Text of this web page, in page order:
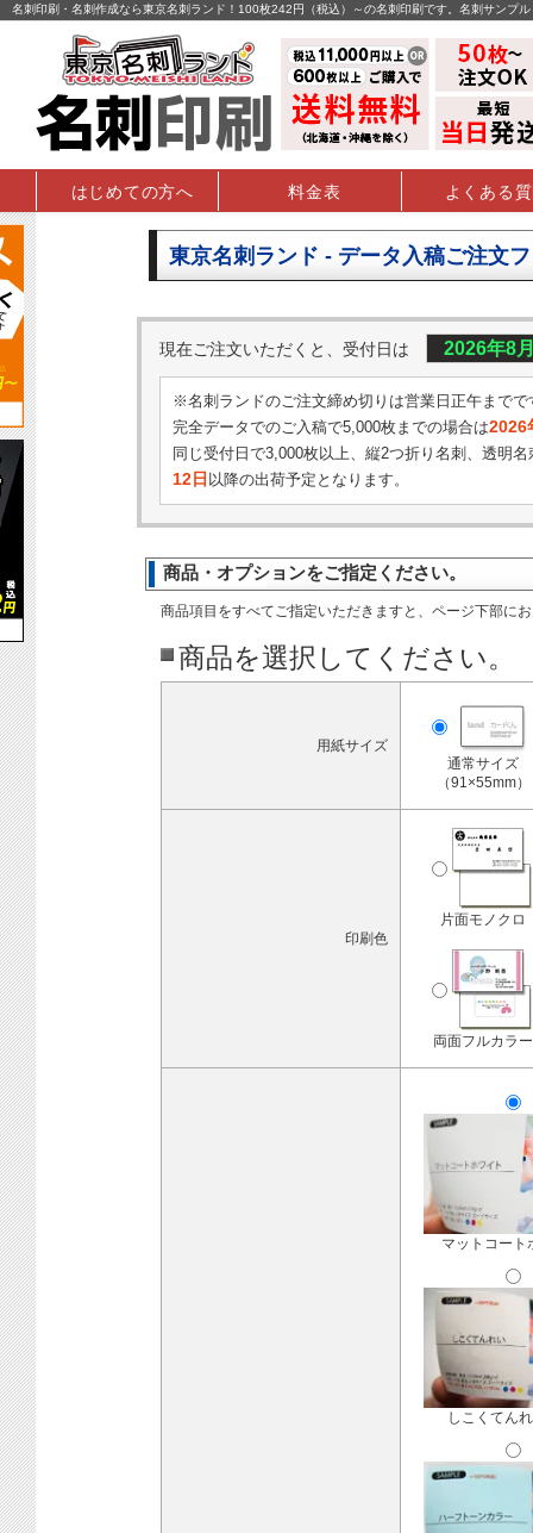
名刺印刷・名刺作成なら東京名刺ランド！100枚242円（税込）～の名刺印刷です。名刺サンプ
はじめての方へ 料金表 よくある
東京名刺ランド - データ入稿ご注文
現在ご注文いただくと、受付日は 2026年8
※名刺ランドのご注文締め切りは営業日正午までで
完全データでのご入稿で5,000枚までの場合は2026
同じ受付日で3,000枚以上、縦2つ折り名刺、透明名
12日 以降の出荷予定となります。
商品・オプションをご指定ください。
商品項目をすべてご指定いただきますと、ページ下部に
商品を選択してください。
用紙サイズ
通常サイズ
（91×55mm）
印刷色
片面モノクロ
両面フルカラー
マットコート
しこくてん